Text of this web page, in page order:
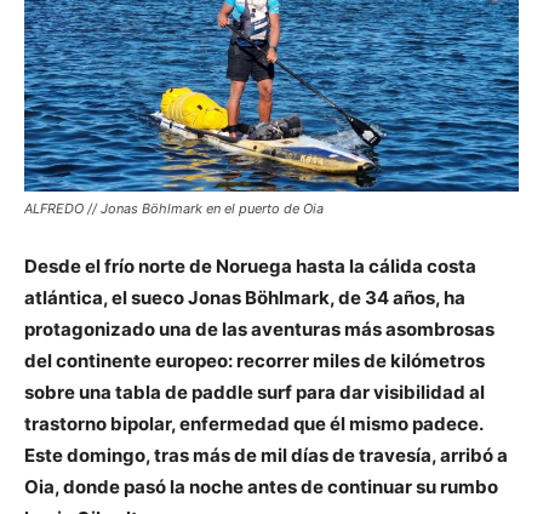
ALFREDO // Jonas Böhlmark en el puerto de Oia
Desde el frío norte de Noruega hasta la cálida costa
atlántica, el sueco Jonas Böhlmark, de 34 años, ha
protagonizado una de las aventuras más asombrosas
del continente europeo: recorrer miles de kilómetros
sobre una tabla de paddle surf para dar visibilidad al
trastorno bipolar, enfermedad que él mismo padece.
Este domingo, tras más de mil días de travesía, arribó a
Oia, donde pasó la noche antes de continuar su rumbo